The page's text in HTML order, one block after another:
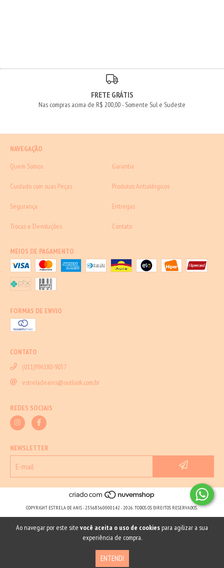
Ao navegar por este site você aceita o uso de cookies para agilizar a sua
experiência de compra.
ENTENDI
FRETE GRÁTIS
Nas compras acima de R$ 200,00 - Somente Sul e Sudeste
NAVEGAÇÃO
Quem Somos
Garantia
Cuidado com suas Peças Produtos Antialérgicos
Segurança Entregas
Trocas e Devoluções Contato
MEIOS DE PAGAMENTO
FORMAS DE ENVIO
CONTATO
(011)996180-9037
estreladeanis@outlook.com.br
REDES SOCIAIS
NEWSLETTER
COPYRIGHT ESTRELA DE ANIS - 23568560000142 - 2026. TODOS OS DIREITOS RESERVADOS.